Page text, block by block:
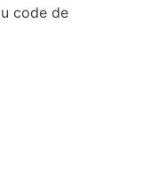
code de